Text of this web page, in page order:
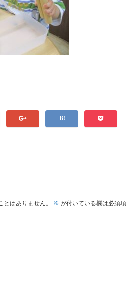
とはありません。 ※ が付いている欄は必須項